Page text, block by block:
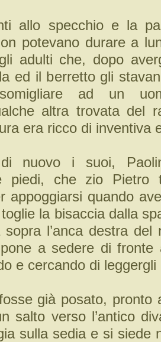
allo specchio e la
potevano durare a
adulti che, dopo
ed il berretto gli
ad un
altra trovata del
era ricco di inventiva
di nuovo i suoi,
piedi, che zio Pietro
appoggiarsi quando
la bisaccia dalla
l’anca destra del
a sedere di fronte
e cercando di
già posato, pronto
salto verso l’antico
sulla sedia e si siede